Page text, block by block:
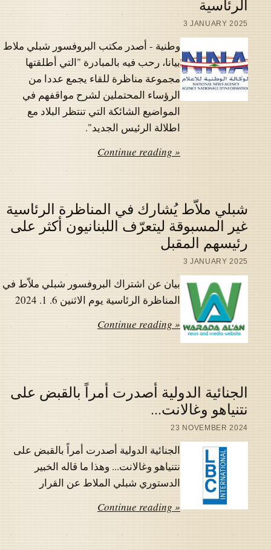
الرئاسية
3 JANUARY 2025
وطنية - أصدر مكتب البروفسور شبلي ملاط
بيانا، رحب فيه بالمبادرة "التي أطلقتها
مجموعة مناظرة للقاء يجمع عددا من
الرؤساء المحتملين لشرح مواقفهم في
المواضيع الشائكة التي تنتظر البلاد مع
اطلالة الرئيس الجديد".
Continue reading »
شبلي ملاّط يُشارك في المناظرة الرئاسية
غير المسبوقة ليتعرّف اللبنانيون أكثر على
رئيسهم المقبل
3 JANUARY 2025
بيان عن اشتراك البروفسور شبلي ملاّط في
المناظرة الرئاسية يوم الاثنين 6. 1. 2024
Continue reading »
الجنائية الدولية أصدرت أمراً بالقبض على
نتنياهو وغالانت...
23 NOVEMBER 2024
الجنائية الدولية أصدرت أمراً بالقبض على
نتنياهو وغالانت... وهذا ما قاله الخبير
الدستوري شبلي الملاط عن القرار
Continue reading »